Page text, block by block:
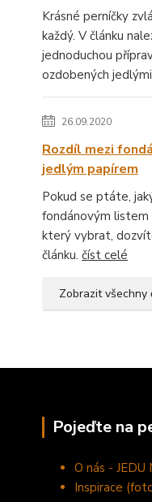
Krásné perníčky
každý. V článku
jednoduchou
ozdobených
26.09.2020
Rozdíl mezi
jedlým papírem
Pokud se ptáte,
fondánovým listem
který vybrat,
článku. číst celé
Zobrazit všechny
Pojeďte na
O nás - JEDU
Inspirace